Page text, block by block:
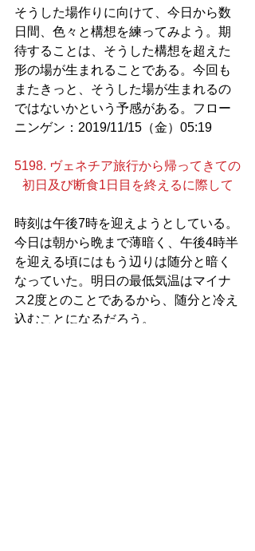
そうした場作りに向けて、今日から数
日間、色々と構想を練ってみよう。期
待することは、そうした構想を超えた
形の場が生まれることである。今回も
またきっと、そうした場が生まれるの
ではないかという予感がある。フロー
ニンゲン：2019/11/15（金）05:19
5198. ヴェネチア旅行から帰ってきての
初日及び断食1日目を終えるに際して
時刻は午後7時を迎えようとしている。
今日は朝から晩まで薄暗く、午後4時半
を迎える頃にはもう辺りは随分と暗く
なっていた。明日の最低気温はマイナ
ス2度とのことであるから、随分と冷え
込むことになるだろう。